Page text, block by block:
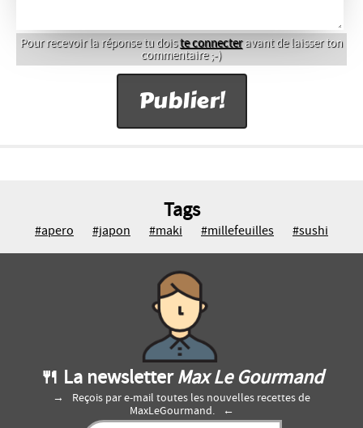
Pour recevoir la réponse tu doiste connecteravant de laisser ton
commentaire ;-)
Tags
#apero #japon #maki #millefeuilles #sushi
🍴 La newsletter Max Le Gourmand
Reçois par e-mail toutes les nouvelles recettes de
MaxLeGourmand.